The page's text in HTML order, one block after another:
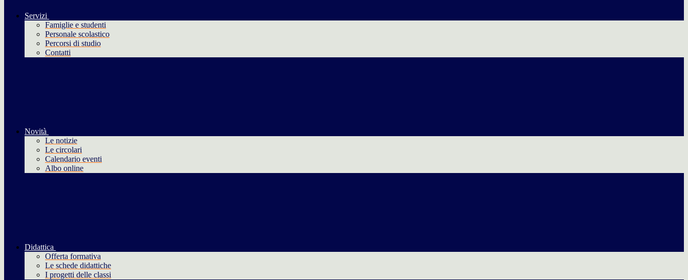
Servizi
Famiglie e studenti
Personale scolastico
Percorsi di studio
Contatti
Novità
Le notizie
Le circolari
Calendario eventi
Albo online
Didattica
Offerta formativa
Le schede didattiche
I progetti delle classi